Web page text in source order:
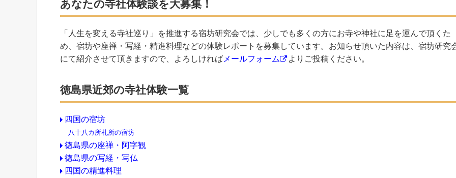
あなたの寺社体験談を大募集！
「人生を変える寺社巡り」を推進する宿坊研究会では、少しでも多くの方にお寺や神社に足を運んで頂くた
め、宿坊や座禅・写経・精進料理などの体験レポートを募集しています。お知らせ頂いた内容は、宿坊研究
にて紹介させて頂きますので、よろしければ メールフォーム よりご投稿ください。
徳島県近郊の寺社体験一覧
四国の宿坊
八十八カ所札所の宿坊
徳島県の座禅・阿字観
徳島県の写経・写仏
四国の精進料理